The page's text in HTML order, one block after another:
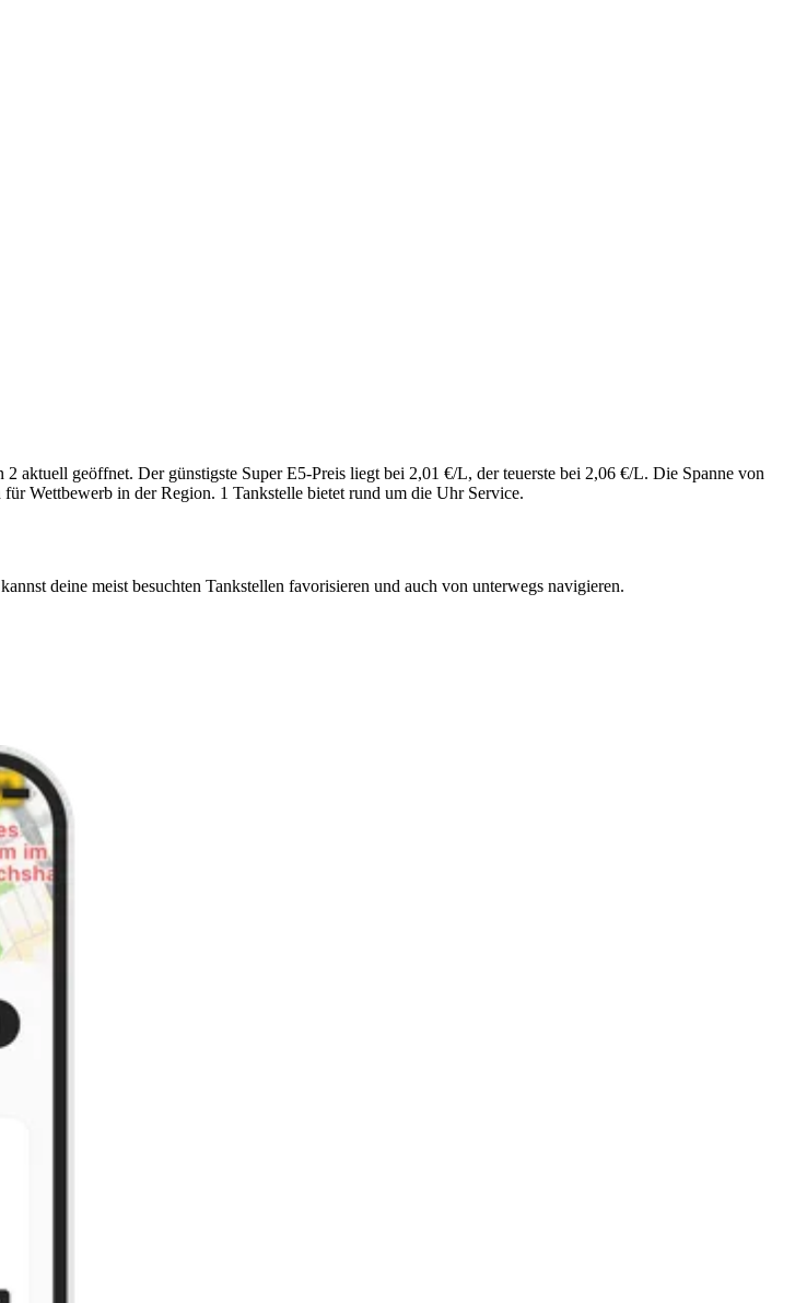
geöffnet. Der günstigste Super E5-Preis liegt bei 2,01 €/L, der teuerste bei 2,06 €/L. Die Spanne von
Wettbewerb in der Region. 1 Tankstelle bietet rund um die Uhr Service.
deine meist besuchten Tankstellen favorisieren und auch von unterwegs navigieren.